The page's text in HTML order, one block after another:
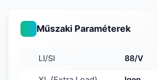
Műszaki Paraméterek
LI/SI 88/V